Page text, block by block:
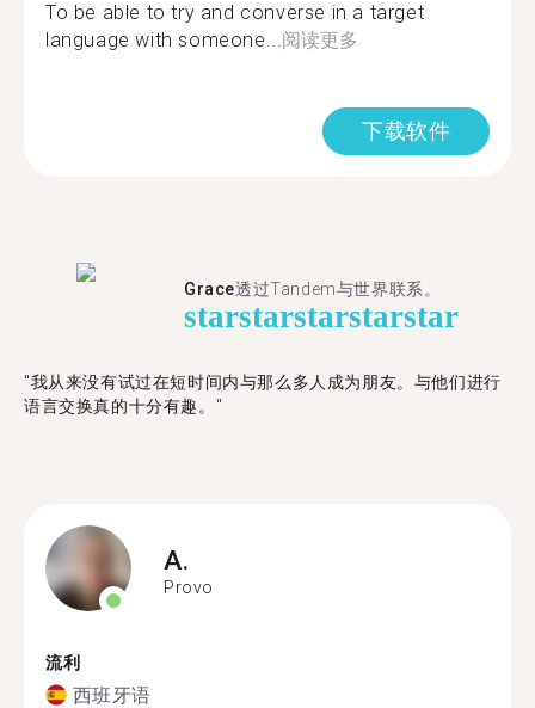
To be able to try and converse in a target
language with someone...阅读更多
下载软件
Grace透过Tandem与世界联系。
starstarstarstarstar
"我从来没有试过在短时间内与那么多人成为朋友。与他们进行
语言交换真的十分有趣。"
A.
Provo
流利
西班牙语